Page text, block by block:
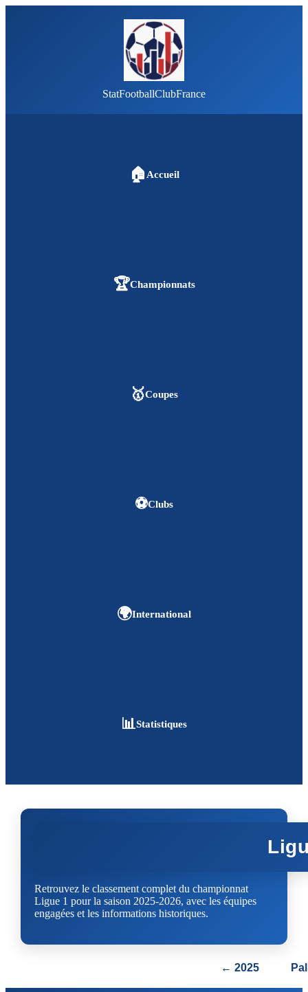
StatFootballClubFrance
🏠 Accueil
🏆Championnats
🥇Coupes
⚽Clubs
🌍International
📊Statistiques
Retrouvez le classement complet du championnat
Ligue 1 pour la saison 2025-2026, avec les équipes
engagées et les informations historiques.
← 2025